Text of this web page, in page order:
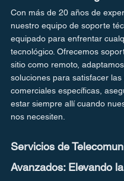
Con más de 20 años de
nuestro equipo de soporte
equipado para enfrentar
tecnológico. Ofrecemos
sitio como remoto,
soluciones para satisfacer
comerciales específicas,
estar siempre allí cuando
nos necesiten.
Servicios de
Avanzados: Elevando la